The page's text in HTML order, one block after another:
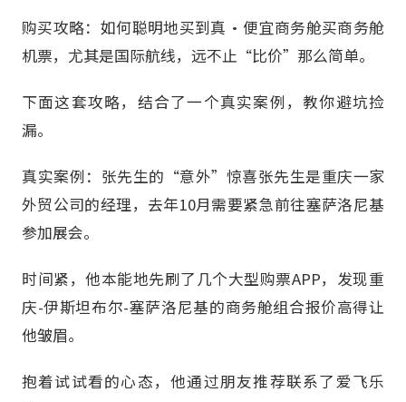
购买攻略：如何聪明地买到真·便宜商务舱买商务舱
机票，尤其是国际航线，远不止“比价”那么简单。
下面这套攻略，结合了一个真实案例，教你避坑捡
漏。
真实案例：张先生的“意外”惊喜张先生是重庆一家
外贸公司的经理，去年10月需要紧急前往塞萨洛尼基
参加展会。
时间紧，他本能地先刷了几个大型购票APP，发现重
庆-伊斯坦布尔-塞萨洛尼基的商务舱组合报价高得让
他皱眉。
抱着试试看的心态，他通过朋友推荐联系了爱飞乐